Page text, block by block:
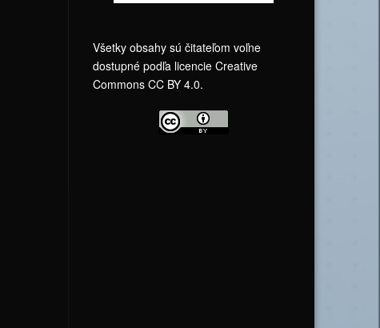
Všetky obsahy sú čitateľom voľne
dostupné podľa licencie Creative
Commons CC BY 4.0.